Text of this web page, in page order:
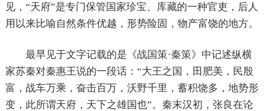
见，“天府”是专门保管国家珍宝、库藏的一种官吏，后人
用以来比喻自然条件优越，形势险固，物产富饶的地方。
最早见于文字记载的是《战国策·秦策》中记述纵横
家苏秦对秦惠王说的一段话：“大王之国，田肥美，民殷
富，战车万乘，奋击百万，沃野千里，蓄积饶多，地势形
变，此所谓天府，天下之雄国也”。秦末汉初，张良在论